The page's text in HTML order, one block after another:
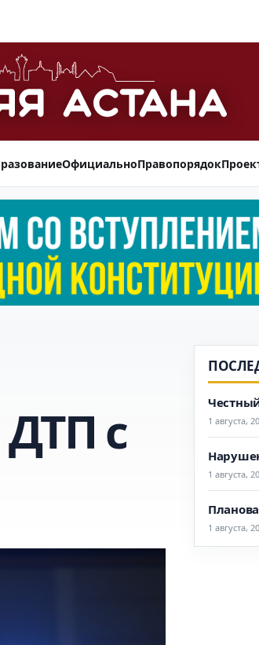
ОфициальноПравопорядок
с 1 августа,
1 августа,
1 августа,